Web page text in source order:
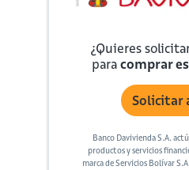
¿Quieres
paracomprar
Solicitar
Banco Davivienda S.A.
productos y servicios
marca de Servicios Bolívar